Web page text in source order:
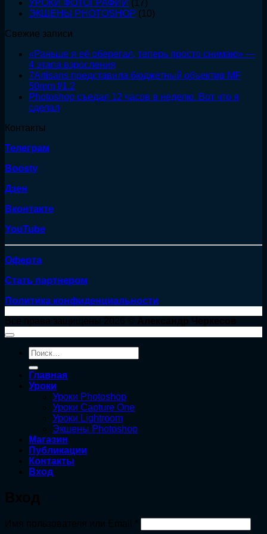
УРОКИ ФОТОГРАФИИ (17)
ЭКШЕНЫ PHOTOSHOP (10)
Свежие записи
«Раньше я её оберегал, теперь просто снимаю» —
4 этапа взросления
7Artisans представила бюджетный объектив MF
50mm f/1.2
Photoshop съедал 12 часов в неделю. Вот что я
сделал
Контакты
Телеграм
Boosty
Дзен
Вконтакте
YouTube
Оферта
Стать партнером
Политика конфиденциальности
Искать:
Главная
Уроки
Уроки Photoshop
Уроки Capture One
Уроки Lightroom
Экшены Photoshop
Магазин
Публикации
Контакты
Вход